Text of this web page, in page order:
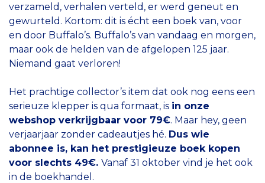
verzameld, verhalen verteld, er werd geneut en
gewurteld. Kortom: dit is écht een boek van, voor
en door Buffalo’s. Buffalo’s van vandaag en morgen,
maar ook de helden van de afgelopen 125 jaar.
Niemand gaat verloren!
Het prachtige collector’s item dat ook nog eens een
serieuze klepper is qua formaat, is in onze
webshop verkrijgbaar voor 79€. Maar hey, geen
verjaarjaar zonder cadeautjes hé. Dus wie
abonnee is, kan het prestigieuze boek kopen
voor slechts 49€. Vanaf 31 oktober vind je het ook
in de boekhandel.